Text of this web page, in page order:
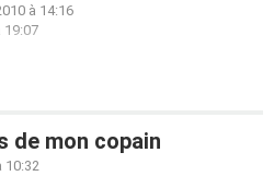
à 14:16
19:07
de mon copain
10:32